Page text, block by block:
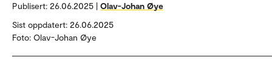
Publisert: 26.06.2025 | Olav-Johan Øye
Sist oppdatert: 26.06.2025
Foto: Olav-Johan Øye